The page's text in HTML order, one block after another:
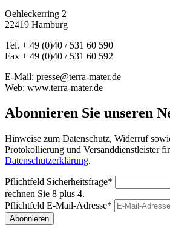
Oehleckerring 2
22419 Hamburg
Tel. + 49 (0)40 / 531 60 590
Fax + 49 (0)40 / 531 60 592
E-Mail: presse@terra-mater.de
Web: www.terra-mater.de
Abonnieren Sie unseren
Hinweise zum Datenschutz, Widerruf
Protokollierung und Versanddienstleister
Datenschutzerklärung.
Pflichtfeld Sicherheitsfrage*
rechnen Sie 8 plus 4.
Pflichtfeld E-Mail-Adresse*
Abonnieren